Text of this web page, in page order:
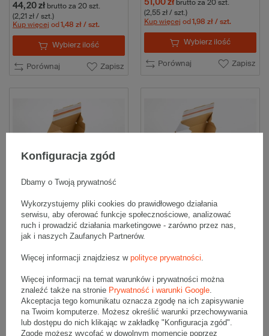
44,20 zł brutto za 20 szt.
(2,21 zł / szt.)
Kup więcej od 1,48 zł / szt.
Porównaj Zapisz
Wybierz ilość
51,00 zł brutto za 20 szt.
(2,55 zł / szt.)
Kup więcej od 1,98 zł / szt.
Porównaj Zapisz
Wybierz ilość
paskiem klejowym i tasiemką
zrywającą 300x200x100mm 3W E
340g/m2 Szary Komplet 40 szt.
87,20 złbrutto za 40 szt.
Kup więcej od1,63 zł / szt.
Porównaj Zapisz
Wybierz ilość
paskiem klejowym i tasiemką
zrywającą 300x200x100mm 3W E
350g/m2 Biały Komplet 40 szt.
81,60 zł
Kup więcej od1,95 zł
Porównaj Zapisz
Wybierz ilość
Konfiguracja zgód
Dbamy o Twoją prywatność
Wykorzystujemy pliki cookies do prawidłowego działania
serwisu, aby oferować funkcje społecznościowe, analizować
ruch i prowadzić działania marketingowe - zarówno przez nas,
jak i naszych Zaufanych Partnerów.
Więcej informacji znajdziesz w polityce prywatności.
Więcej informacji na temat warunków i prywatności można
znaleźć także na stronie Prywatność i warunki Google.
Akceptacja tego komunikatu oznacza zgodę na ich zapisywanie
na Twoim komputerze. Możesz określić warunki przechowywania
lub dostępu do nich klikając w zakładkę "Konfiguracja zgód".
Zgodę możesz wycofać w dowolnym momencie poprzez